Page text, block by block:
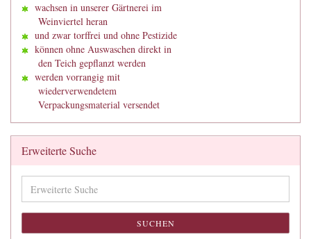
wachsen in unserer Gärtnerei im
Weinviertel heran
und zwar torffrei und ohne Pestizide
können ohne Auswaschen direkt in
den Teich gepflanzt werden
werden vorrangig mit
wiederverwendetem
Verpackungsmaterial versendet
Erweiterte Suche
Suche
SUCHEN